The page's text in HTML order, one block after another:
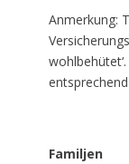
Anmerkung:
Familjen